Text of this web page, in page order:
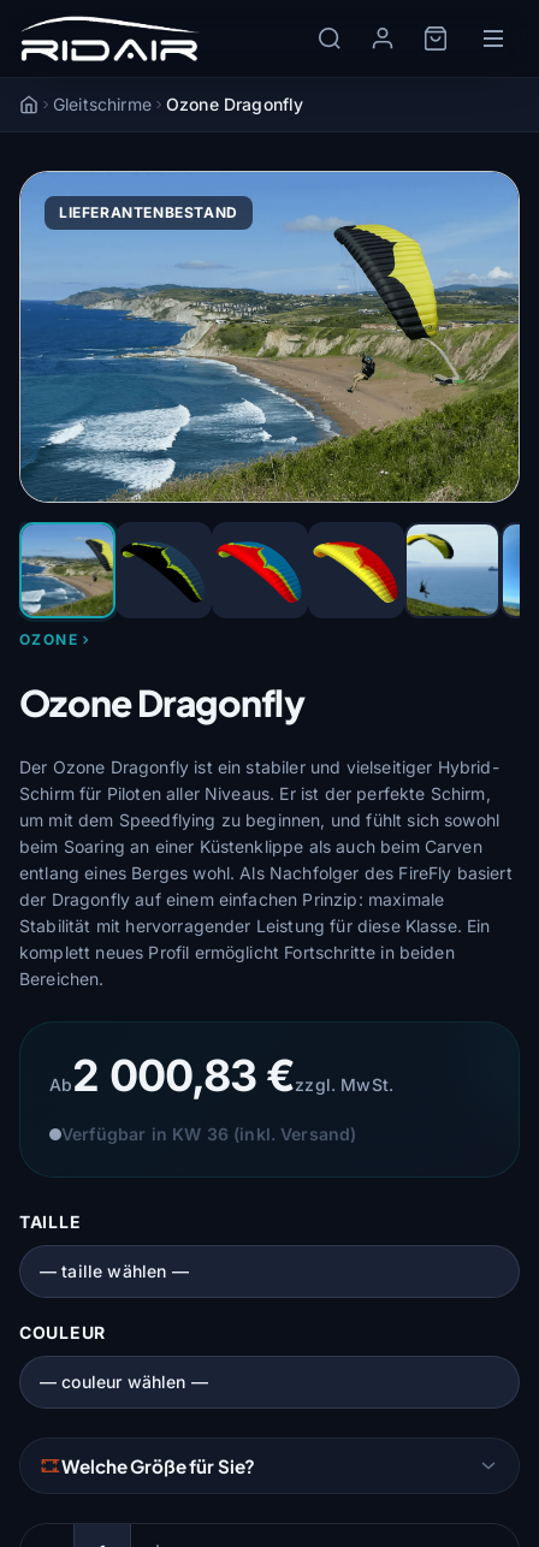
AccueilGleitschirme Ozone Dragonfly
LIEFERANTENBESTAND
OZONE
Ozone Dragonfly
Der Ozone Dragonfly ist ein stabiler und vielseitiger Hybrid-
Schirm für Piloten aller Niveaus. Er ist der perfekte Schirm,
um mit dem Speedflying zu beginnen, und fühlt sich sowohl
beim Soaring an einer Küstenklippe als auch beim Carven
entlang eines Berges wohl. Als Nachfolger des FireFly basiert
der Dragonfly auf einem einfachen Prinzip: maximale
Stabilität mit hervorragender Leistung für diese Klasse. Ein
komplett neues Profil ermöglicht Fortschritte in beiden
Bereichen.
Ab2 000,83 €zzgl. MwSt.
Verfügbar in KW 36 (inkl. Versand)
TAILLE
COULEUR
Welche Größe für Sie?